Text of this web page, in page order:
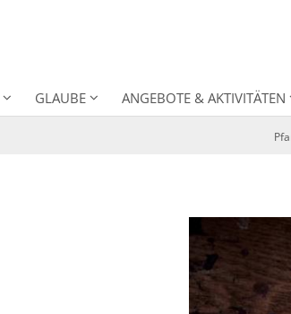
GLAUBE ANGEBOTE & AKTIVITÄTEN